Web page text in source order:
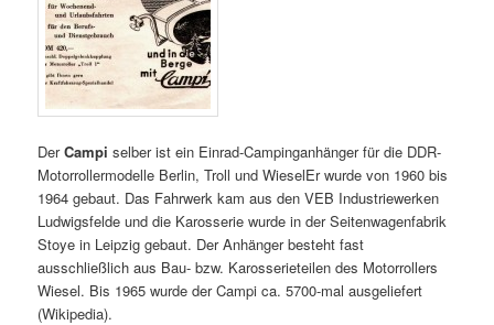
DerCampi selber ist ein Einrad-Campinganhänger für die DDR-
Motorrollermodelle Berlin, Troll und WieselEr wurde von 1960 bis
1964 gebaut. Das Fahrwerk kam aus den VEB Industriewerken
Ludwigsfelde und die Karosserie wurde in der Seitenwagenfabrik
Stoye in Leipzig gebaut. Der Anhänger besteht fast
ausschließlich aus Bau- bzw. Karosserieteilen des Motorrollers
Wiesel. Bis 1965 wurde der Campi ca. 5700-mal ausgeliefert
(Wikipedia).